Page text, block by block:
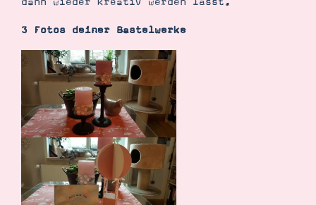
dann wieder kreativ werden lässt.
3 Fotos deiner Bastelwerke